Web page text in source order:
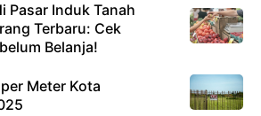
Pasar Induk Tanah
Terbaru: Cek
Belanja!
Meter Kota